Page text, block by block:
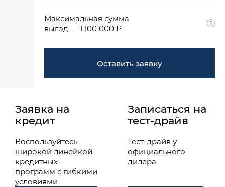
Максимальная сумма
выгод — 1 100 000 ₽
Оставить заявку
Заявка на
кредит
Воспользуйтесь
широкой линейкой
кредитных
программ с гибкими
условиями
Записаться на
тест-драйв
Тест-драйв у
официального
дилера